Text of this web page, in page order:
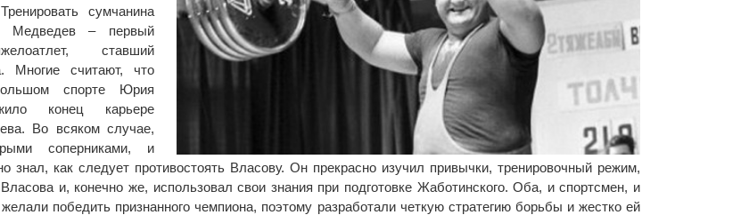
сумчанина
Медведев – первый
ставший
Многие считают, что
спорте Юрия
конец карьере
Во всяком случае,
соперниками, и
знал, как следует противостоять Власову. Он прекрасно изучил привычки, тренировочный режим,
и, конечно же, использовал свои знания при подготовке Жаботинского. Оба, и спортсмен, и
желали победить признанного чемпиона, поэтому разработали четкую стратегию борьбы и жестко ей